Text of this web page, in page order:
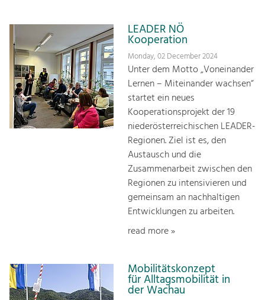
LEADER NÖ
Kooperation
Monday, 02 December 2024
Unter dem Motto „Voneinander
Lernen – Miteinander wachsen“
startet ein neues
Kooperationsprojekt der 19
niederösterreichischen LEADER-
Regionen. Ziel ist es, den
Austausch und die
Zusammenarbeit zwischen den
Regionen zu intensivieren und
gemeinsam an nachhaltigen
Entwicklungen zu arbeiten.
read more »
Mobilitätskonzept
für Alltagsmobilität in
der Wachau